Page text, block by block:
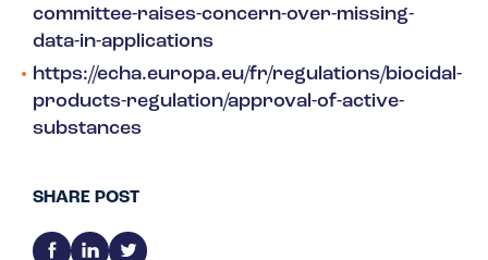
committee-raises-concern-over-missing-
data-in-applications
https://echa.europa.eu/fr/regulations/biocidal-
products-regulation/approval-of-active-
substances
SHARE POST